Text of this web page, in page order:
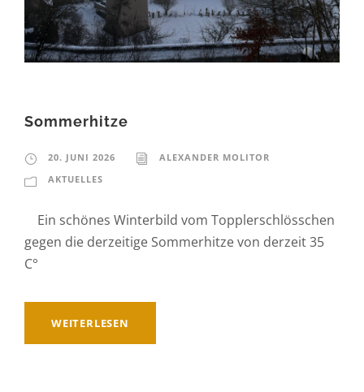
Sommerhitze
20. JUNI 2026
ALEXANDER MOLITOR
AKTUELLES
Ein schönes Winterbild vom Topplerschlösschen
gegen die derzeitige Sommerhitze von derzeit 35
C°
WEITERLESEN